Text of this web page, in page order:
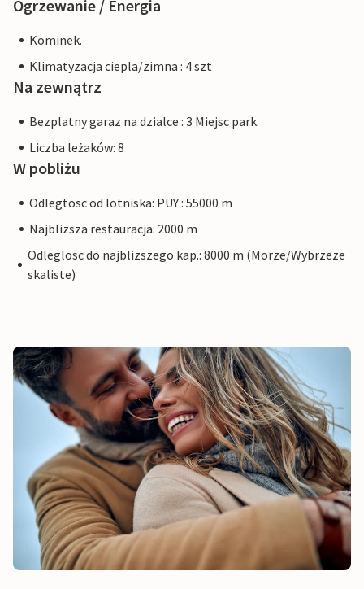
Ogrzewanie / Energia
Kominek.
Klimatyzacja ciepla/zimna : 4 szt
Na zewnątrz
Bezplatny garaz na dzialce : 3 Miejsc park.
Liczba leżaków: 8
W pobliżu
Odlegtosc od lotniska: PUY : 55000 m
Najblizsza restauracja: 2000 m
Odleglosc do najblizszego kap.: 8000 m (Morze/Wybrzeze
skaliste)